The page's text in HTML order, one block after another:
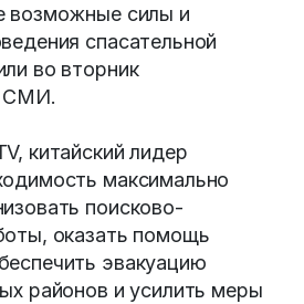
возможные силы и
спасательной
во вторник
СМИ.
китайский лидер
максимально
поисково-
оказать помощь
эвакуацию
районов и усилить меры